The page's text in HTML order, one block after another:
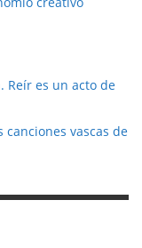
Reír es un acto de
canciones vascas de